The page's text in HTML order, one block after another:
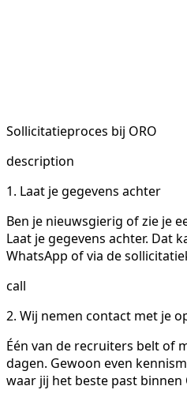
Sollicitatieproces bij ORO
description
1. Laat je gegevens achter
Ben je nieuwsgierig of zie je
Laat je gegevens achter. Dat
WhatsApp of via de
call
2. Wij nemen contact met je
Één van de recruiters belt of
dagen. Gewoon even
waar jij het beste past binnen